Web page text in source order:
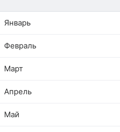
Январь
Февраль
Март
Апрель
Май